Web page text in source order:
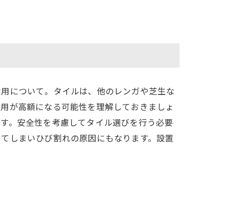
について。タイルは、他のレンガや芝生な
が高額になる可能性を理解しておきましょ
。安全性を考慮してタイル選びを行う必要
しまいひび割れの原因にもなります。設置